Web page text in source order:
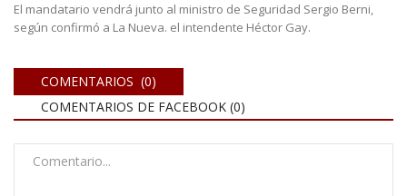
El mandatario vendrá junto al ministro de Seguridad Sergio Berni,
según confirmó a La Nueva. el intendente Héctor Gay.
COMENTARIOS (0)
COMENTARIOS DE FACEBOOK (0)